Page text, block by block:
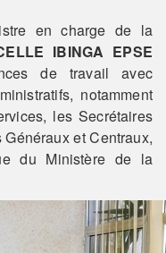
en charge de la
IBINGA EPSE
de travail avec
notamment
les Secrétaires
et Centraux,
du Ministère de la